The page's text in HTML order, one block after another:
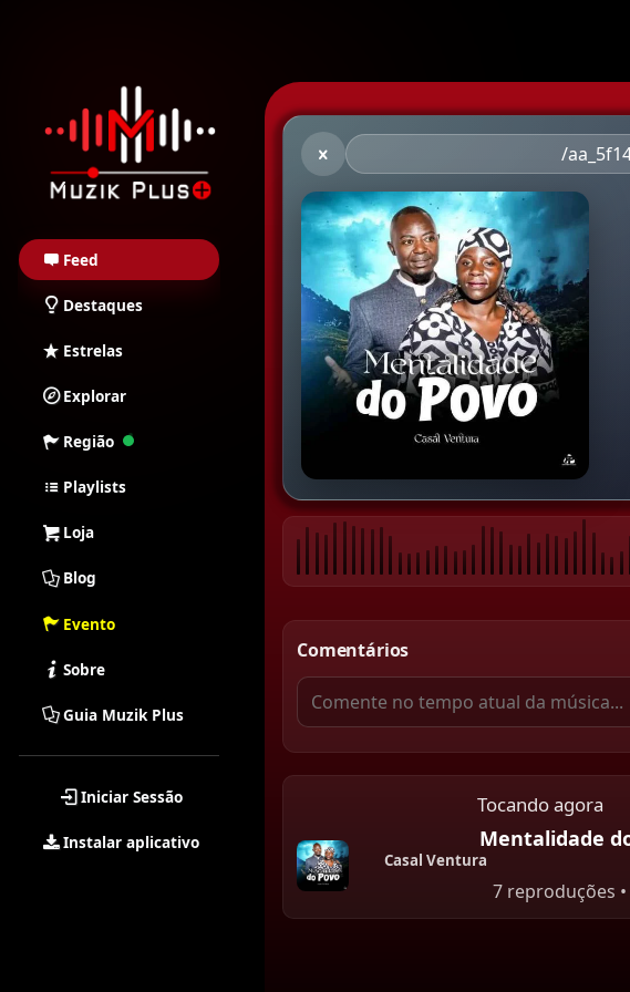
Muzik Plus AO - Streaming
Feed
Destaques
Estrelas
Explorar
Região
Playlists
Loja
Blog
Evento
Sobre
Guia Muzik Plus
Iniciar Sessão
Instalar aplicativo
/
Comentários
Tocando agora
Mentalidade
Casal Ventura
7 reproduções •